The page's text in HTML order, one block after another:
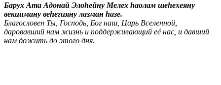
Барух Ата Адонай Элоhейну Мелех hаолам шеhехеяну
векииману веhегияну лазман hазе.
Благословен Ты, Господь, Бог наш, Царь Вселенной,
даровавший нам жизнь и поддерживающий её нас, и давший
нам дожить до этого дня.